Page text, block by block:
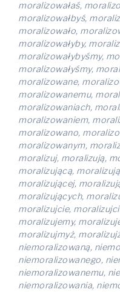
moralizowałaś,
moralizowałbyś,
moralizowało,
moralizowałyby,
moralizowałybyśmy,
moralizowałyśmy,
moralizowane,
moralizowanemu,
moralizowaniach,
moralizowaniem,
moralizowano,
moralizowanym,
moralizuj, moralizują,
moralizującą,
moralizującej,
moralizujących,
moralizujcie,
moralizujemy,
moralizujmyż,
niemoralizowaną,
niemoralizowanego,
niemoralizowanemu,
niemoralizowania,